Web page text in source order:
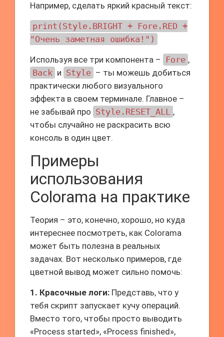
Например, сделать яркий красный текст:
print(Style.BRIGHT + Fore.RED +
"Очень заметная ошибка!")
Используя все три компонента – Fore ,
Back и Style – ты можешь добиться
практически любого визуального
эффекта в своем терминале. Главное –
не забывай про Style.RESET_ALL ,
чтобы случайно не раскрасить всю
консоль в один цвет.
Примеры
использования
Colorama на практике
Теория – это, конечно, хорошо, но куда
интереснее посмотреть, как Colorama
может быть полезна в реальных
задачах. Вот несколько примеров, где
цветной вывод может сильно помочь:
1. Красочные логи: Представь, что у
тебя скрипт запускает кучу операций.
Вместо того, чтобы просто выводить
«Process started», «Process finished»,